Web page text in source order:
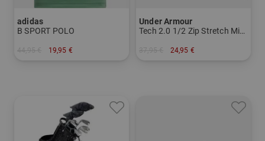
adidas
B SPORT POLO
19,95 €
Under Armour
Tech 2.0 1/2 Zip Stretch Midlayer
24,95 €